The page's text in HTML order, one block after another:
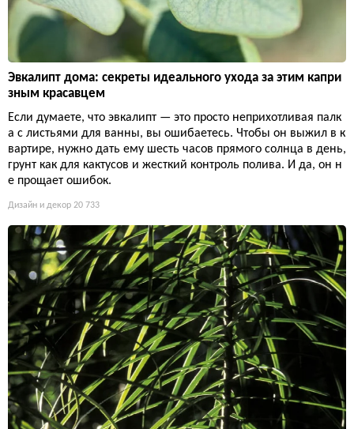
Эвкалипт дома: секреты идеального ухода за этим капри
зным красавцем
Если думаете, что эвкалипт — это просто неприхотливая палк
а с листьями для ванны, вы ошибаетесь. Чтобы он выжил в к
вартире, нужно дать ему шесть часов прямого солнца в день,
грунт как для кактусов и жесткий контроль полива. И да, он н
е прощает ошибок.
Дизайн и декор 20 733